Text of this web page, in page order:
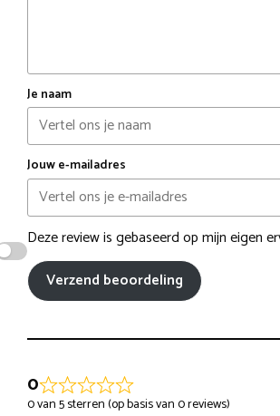
Je naam
Jouw e-mailadres
Deze review is gebaseerd op mijn eigen
Verzend beoordeling
0
0 van 5 sterren (op basis van 0 reviews)